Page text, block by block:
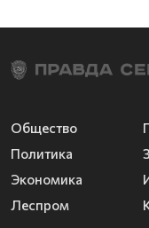
Общество
Политика
Экономика
Леспром